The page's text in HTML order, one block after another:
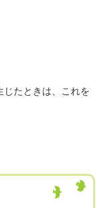
じたときは、これを